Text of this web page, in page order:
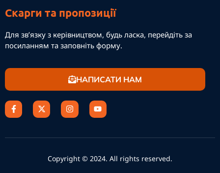
Скарги та пропозиції
Для зв’язку з керівництвом, будь ласка, перейдіть за
посиланням та заповніть форму.
НАПИСАТИ НАМ
Copyright © 2024. All rights reserved.